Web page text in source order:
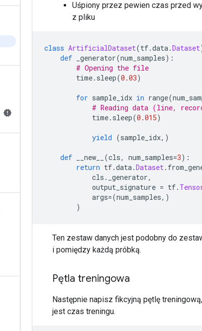
Uśpiony przez pewien czas przed
z pliku
class ArtificialDataset(tf.data.Dataset
def _generator(num_samples):
# Opening the file
time. sleep(0.03)
for sample_idx in range(
# Reading data (line,
time. sleep(0.015)
yield (sample_idx,)
def __new__ (cls, num_samples=3):
return tf.data.Dataset.
cls . _generator,
output_signature = tf.
args=(num_samples,)
)
Ten zestaw danych jest podobny do
i pomiędzy każdą próbką.
Pętla treningowa
Następnie napisz fikcyjną pętlę
jest czas treningu.